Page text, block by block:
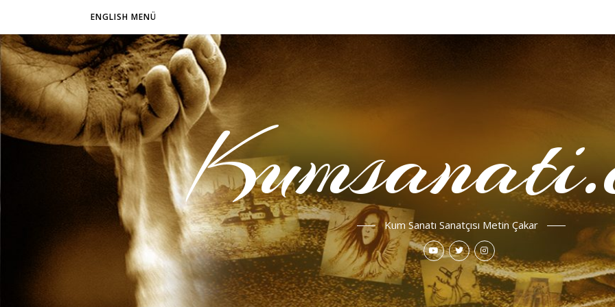
ENGLISH MENÜ
Kum Sanatı Sanatçısı Metin Çakar